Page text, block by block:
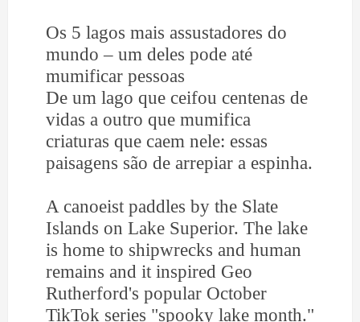
Os 5 lagos mais assustadores do
mundo – um deles pode até
mumificar pessoas
De um lago que ceifou centenas de
vidas a outro que mumifica
criaturas que caem nele: essas
paisagens são de arrepiar a espinha.
A canoeist paddles by the Slate
Islands on Lake Superior. The lake
is home to shipwrecks and human
remains and it inspired Geo
Rutherford's popular October
TikTok series "spooky lake month."